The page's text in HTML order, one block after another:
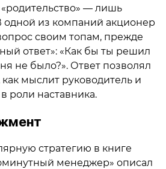
— лишь
одной из компаний акционер
своим топам, прежде
ответ»: «Как бы ты решил
не было?». Ответ позволял
мыслит руководитель и
роли наставника.
стратегию в книге
менеджер» описал